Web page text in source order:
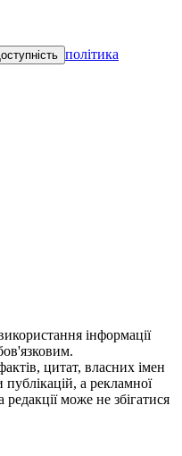
політика
iнформацiї
цитат, власних імен
а рекламної
може не збiгатися